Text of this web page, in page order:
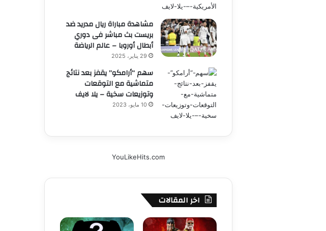
مشاهدة مباراة ريال مدريد ضد
بريست بث مباشر فى دوري
أبطال أوروبا – عالم الرياضة
29 يناير، 2025
سهم “أرامكو” يقفز بعد نتائج
متماشية مع التوقعات
وتوزيعات سخية – يلا لايف
10 مايو، 2023
YouLikeHits.com
اخر المقالات